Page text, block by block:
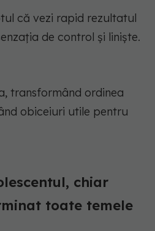
că vezi rapid rezultatul
de control și liniște.
transformând ordinea
obiceiuri utile pentru
chiar
toate temele